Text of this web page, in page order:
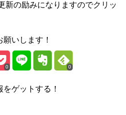
新の励みになりますのでクリッ
いします！
0 0
ゲットする！